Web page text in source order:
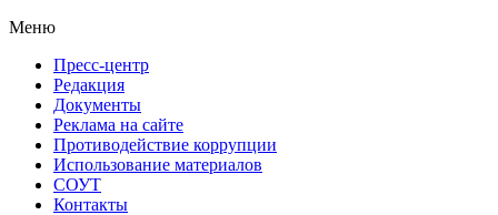
Меню
Пресс-центр
Редакция
Документы
Реклама на сайте
Противодействие коррупции
Использование материалов
СОУТ
Контакты